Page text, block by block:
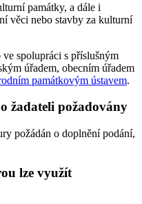
památky, a dále i
věci nebo stavby za kulturní
spolupráci s příslušným
úřadem, obecním úřadem
památkovým ústavem.
žadateli požadovány
požádán o doplnění podání,
lze využít